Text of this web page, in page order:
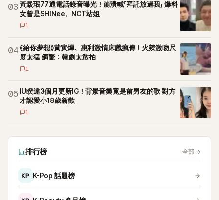
03黃晸珉77通電話錄音曝光！崩潰喊「拜託放過我」 爆料
女曾是SHINee、NCT站姐
1
04《給你夢想》黃寅燁、惠利激情床戲瘋傳！火辣激吻尺
度太猛 網驚：韓劇太敢拍
1
05 IU睽違3個月更新IG！背景音樂竟是前男友的歌 對方
才認愛小18歲新歡
1
排行榜 全部 →
KP K-Pop 話題榜